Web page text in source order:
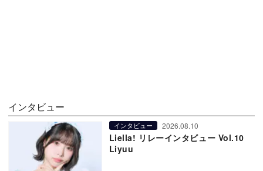
インタビュー
インタビュー 2026.08.10
Liella! リレーインタビュー Vol.10
Liyuu